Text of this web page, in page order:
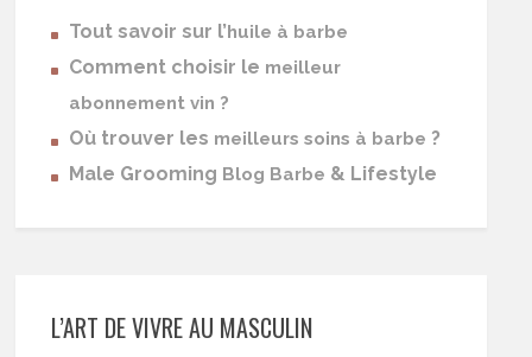
Tout savoir sur l’ huile à barbe
Comment choisir le meilleur
abonnement vin ?
Où trouver les meilleurs soins à barbe ?
Male Grooming Blog Barbe & Lifestyle
L’ART DE VIVRE AU MASCULIN